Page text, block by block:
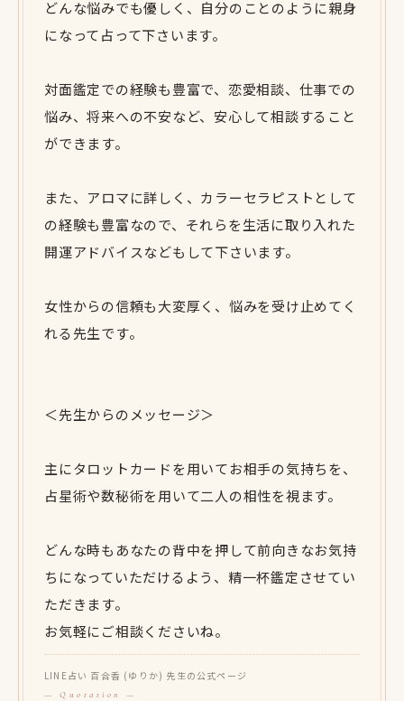
どんな悩みでも優しく、自分のことのように親身
になって占って下さいます。
対面鑑定での経験も豊富で、恋愛相談、仕事での
悩み、将来への不安など、安心して相談すること
ができます。
また、アロマに詳しく、カラーセラピストとして
の経験も豊富なので、それらを生活に取り入れた
開運アドバイスなどもして下さいます。
女性からの信頼も大変厚く、悩みを受け止めてく
れる先生です。
＜先生からのメッセージ＞
主にタロットカードを用いてお相手の気持ちを、
占星術や数秘術を用いて二人の相性を視ます。
どんな時もあなたの背中を押して前向きなお気持
ちになっていただけるよう、精一杯鑑定させてい
ただきます。
お気軽にご相談くださいね。
LINE占い 百合香 (ゆりか) 先生の公式ページ